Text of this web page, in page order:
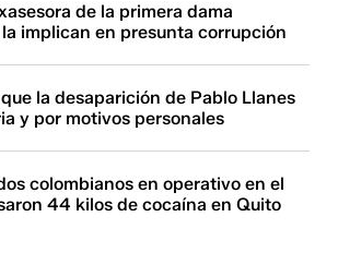
de la primera dama
implican en presunta corrupción
la desaparición de Pablo Llanes
y por motivos personales
colombianos en operativo en el
44 kilos de cocaína en Quito